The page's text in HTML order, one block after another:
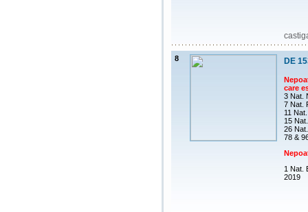
8 DE
care
3 Nat.
7 Nat.
11
15
26
78 &
1 Nat.
2019